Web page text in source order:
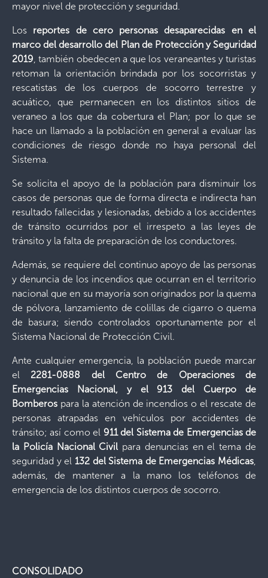
mayor nivel de protección y seguridad.
Los reportes de cero personas desaparecidas en el
marco del desarrollo del Plan de Protección y Seguridad
2019, también obedecen a que los veraneantes y turistas
retoman la orientación brindada por los socorristas y
rescatistas de los cuerpos de socorro terrestre y
acuático, que permanecen en los distintos sitios de
veraneo a los que da cobertura el Plan; por lo que se
hace un llamado a la población en general a evaluar las
condiciones de riesgo donde no haya personal del
Sistema.
Se solicita el apoyo de la población para disminuir los
casos de personas que de forma directa e indirecta han
resultado fallecidas y lesionadas, debido a los accidentes
de tránsito ocurridos por el irrespeto a las leyes de
tránsito y la falta de preparación de los conductores.
Además, se requiere del continuo apoyo de las personas
y denuncia de los incendios que ocurran en el territorio
nacional que en su mayoría son originados por la quema
de pólvora, lanzamiento de colillas de cigarro o quema
de basura; siendo controlados oportunamente por el
Sistema Nacional de Protección Civil.
Ante cualquier emergencia, la población puede marcar
el 2281-0888 del
Centro de Operaciones de
Emergencias Nacional, y el 913 del Cuerpo de
Bomberos para la atención de incendios o el rescate de
personas atrapadas en vehículos por accidentes de
tránsito; así como el 911 del Sistema de Emergencias de
la Policía Nacional Civil para denuncias en el tema de
seguridad y el 132 del Sistema de Emergencias Médicas,
además, de mantener a la mano los teléfonos de
emergencia de los distintos cuerpos de socorro.
CONSOLIDADO